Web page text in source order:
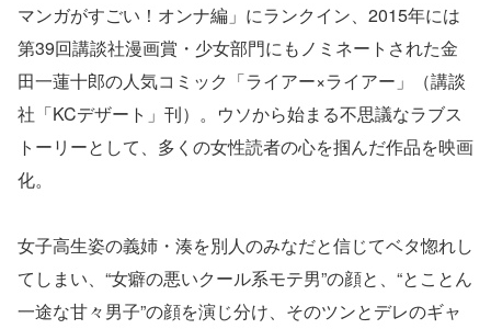
マンガがすごい！オンナ編」にランクイン、2015年には
第39回講談社漫画賞・少女部門にもノミネートされた金
田一蓮十郎の人気コミック「ライアー×ライアー」（講談
社「KCデザート」刊）。ウソから始まる不思議なラブス
トーリーとして、多くの女性読者の心を掴んだ作品を映画
化。
女子高生姿の義姉・湊を別人のみなだと信じてベタ惚れし
てしまい、“女癖の悪いクール系モテ男”の顔と、“とことん
一途な甘々男子”の顔を演じ分け、そのツンとデレのギャ